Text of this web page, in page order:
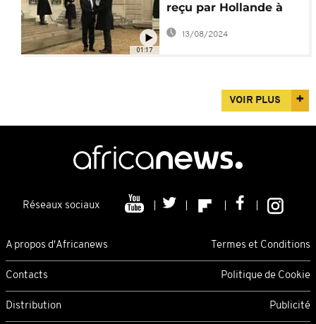
01:17
reçu par Hollande à
l'Elysée
13/08/2024
VOIR PLUS
Réseaux sociaux
A propos d'Africanews Termes et Conditions
Contacts Politique de Cookie
Distribution Publicité